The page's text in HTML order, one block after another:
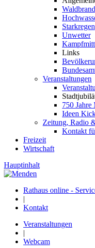
Starkregen
Unwetter
Links
Veranstaltungen
750 Jahre
Ideen
Zeitung, Radio
Kontakt
Freizeit
Wirtschaft
Hauptinhalt
Rathaus online -
|
Kontakt
Veranstaltungen
|
Webcam